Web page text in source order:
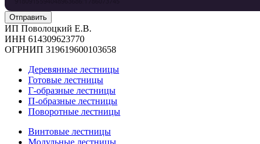
ИП Поволоцкий Е.В.
ИНН 614309623770
ОГРНИП 319619600103658
Деревянные лестницы
Готовые лестницы
Г-образные лестницы
П-образные лестницы
Поворотные лестницы
Винтовые лестницы
Модульные лестницы